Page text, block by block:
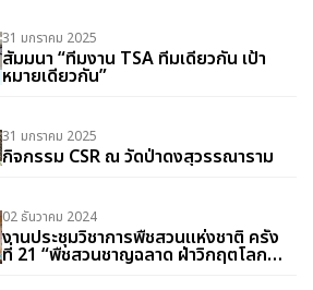
31 มกราคม 2025
สัมมนา “ทีมงาน TSA ทีมเดียวกัน เป้า
หมายเดียวกัน”
31 มกราคม 2025
กิจกรรม CSR ณ วัดป่าดงสุวรรณาราม
02 ธันวาคม 2024
งานประชุมวิชาการพืชสวนแห่งชาติ ครั้ง
ที่ 21 “พืชสวนชาญฉลาด ฝ่าวิกฤตโลก
รวน”